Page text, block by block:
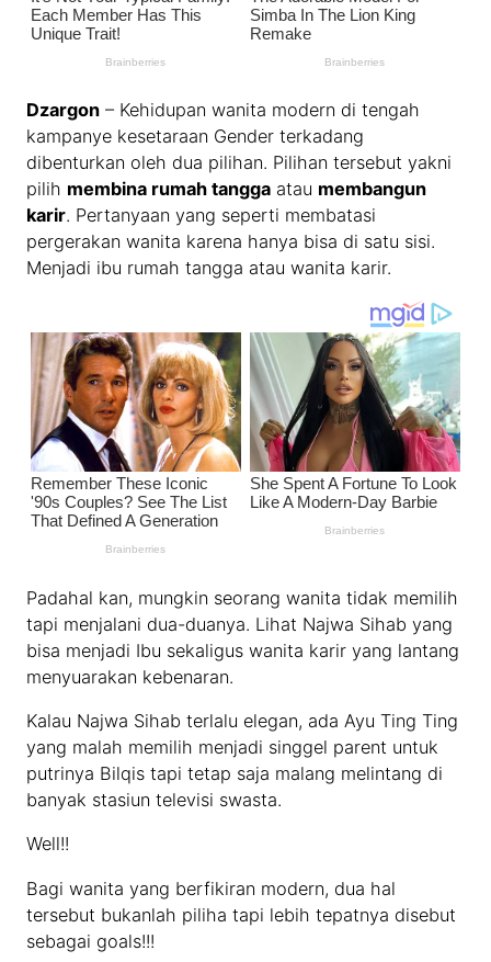
Dzargon – Kehidupan wanita modern di tengah
kampanye kesetaraan Gender terkadang
dibenturkan oleh dua pilihan. Pilihan tersebut yakni
pilih membina rumah tangga atau membangun
karir. Pertanyaan yang seperti membatasi
pergerakan wanita karena hanya bisa di satu sisi.
Menjadi ibu rumah tangga atau wanita karir.
Padahal kan, mungkin seorang wanita tidak memilih
tapi menjalani dua-duanya. Lihat Najwa Sihab yang
bisa menjadi Ibu sekaligus wanita karir yang lantang
menyuarakan kebenaran.
Kalau Najwa Sihab terlalu elegan, ada Ayu Ting Ting
yang malah memilih menjadi singgel parent untuk
putrinya Bilqis tapi tetap saja malang melintang di
banyak stasiun televisi swasta.
Well!!
Bagi wanita yang berfikiran modern, dua hal
tersebut bukanlah piliha tapi lebih tepatnya disebut
sebagai goals!!!